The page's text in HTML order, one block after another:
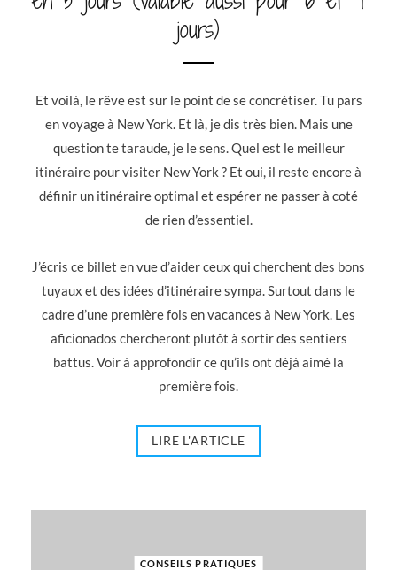
jours)
Et voilà, le rêve est sur le point de se concrétiser. Tu pars
en voyage à New York. Et là, je dis très bien. Mais une
question te taraude, je le sens. Quel est le meilleur
itinéraire pour visiter New York ? Et oui, il reste encore à
définir un itinéraire optimal et espérer ne passer à coté
de rien d’essentiel.
J’écris ce billet en vue d’aider ceux qui cherchent des bons
tuyaux et des idées d’itinéraire sympa. Surtout dans le
cadre d’une première fois en vacances à New York. Les
aficionados chercheront plutôt à sortir des sentiers
battus. Voir à approfondir ce qu’ils ont déjà aimé la
première fois.
LIRE L'ARTICLE
CONSEILS PRATIQUES